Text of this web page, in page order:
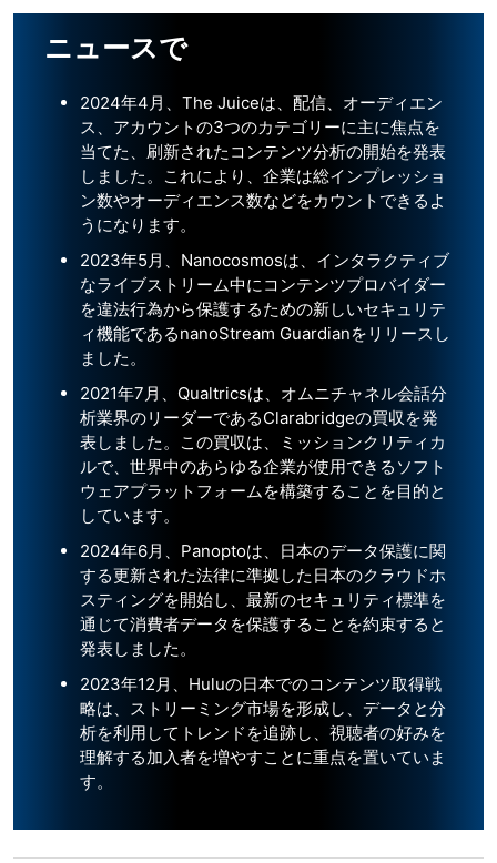
ニュースで
2024年4月、The Juiceは、配信、オーディエン
ス、アカウントの3つのカテゴリーに主に焦点を
当てた、刷新されたコンテンツ分析の開始を発表
しました。これにより、企業は総インプレッショ
ン数やオーディエンス数などをカウントできるよ
うになります。
2023年5月、Nanocosmosは、インタラクティブ
なライブストリーム中にコンテンツプロバイダー
を違法行為から保護するための新しいセキュリテ
ィ機能であるnanoStream Guardianをリリースし
ました。
2021年7月、Qualtricsは、オムニチャネル会話分
析業界のリーダーであるClarabridgeの買収を発
表しました。この買収は、ミッションクリティカ
ルで、世界中のあらゆる企業が使用できるソフト
ウェアプラットフォームを構築することを目的と
しています。
2024年6月、Panoptoは、日本のデータ保護に関
する更新された法律に準拠した日本のクラウドホ
スティングを開始し、最新のセキュリティ標準を
通じて消費者データを保護することを約束すると
発表しました。
2023年12月、Huluの日本でのコンテンツ取得戦
略は、ストリーミング市場を形成し、データと分
析を利用してトレンドを追跡し、視聴者の好みを
理解する加入者を増やすことに重点を置いていま
す。